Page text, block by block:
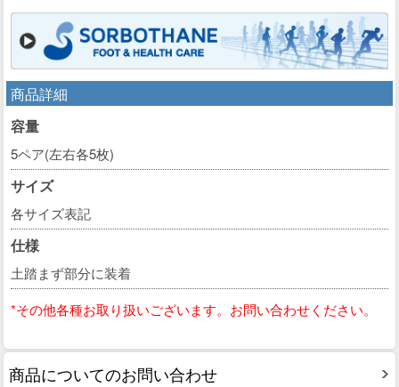
商品詳細
容量
5ペア(左右各5枚)
サイズ
各サイズ表記
仕様
土踏まず部分に装着
*その他各種お取り扱いございます。お問い合わせください。
商品についてのお問い合わせ